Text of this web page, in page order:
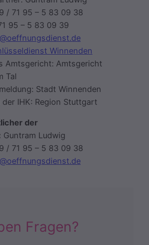
/ 71 95 – 5 83 09 38
95 – 5 83 09 39
Winnenden
Amtsgericht: Amtsgericht
Tal
Stadt Winnenden
IHK: Region Stuttgart
der
Guntram Ludwig
/ 71 95 – 5 83 09 38
Fragen?